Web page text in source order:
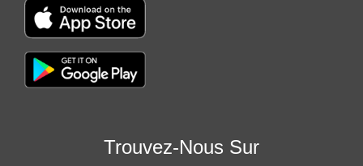
Trouvez-Nous Sur